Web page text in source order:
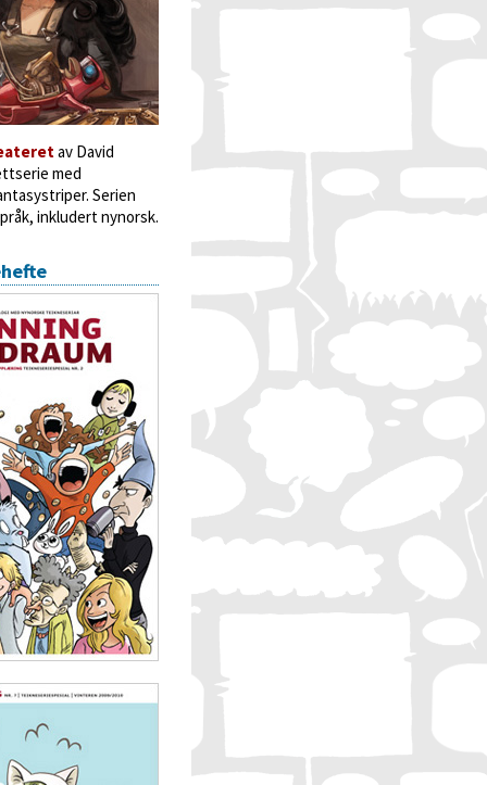
av David
med
Serien
inkludert nynorsk.